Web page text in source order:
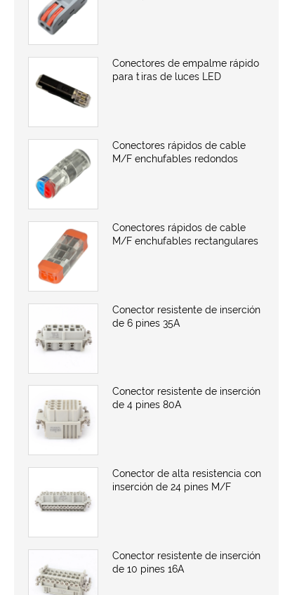
Conectores de empalme rápido
para tiras de luces LED
Conectores rápidos de cable
M/F enchufables redondos
Conectores rápidos de cable
M/F enchufables rectangulares
Conector resistente de inserción
de 6 pines 35A
Conector resistente de inserción
de 4 pines 80A
Conector de alta resistencia con
inserción de 24 pines M/F
Conector resistente de inserción
de 10 pines 16A